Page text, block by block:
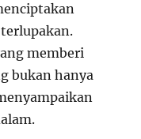
memberi
bukan hanya